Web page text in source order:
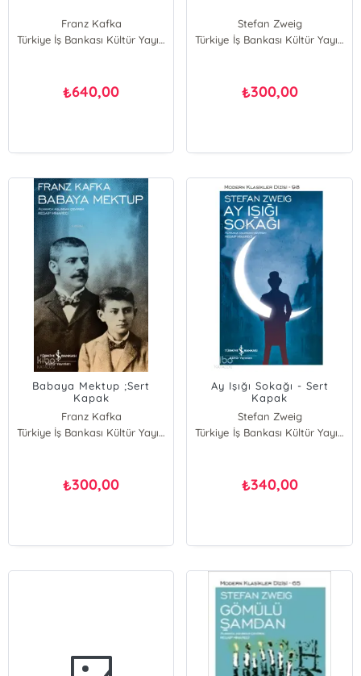
Franz Kafka
Türkiye İş Bankası Kültür Yayınları
₺640,00
Stefan Zweig
Türkiye İş Bankası Kültür Yayınları
₺300,00
Babaya Mektup ;Sert
Kapak
Franz Kafka
Türkiye İş Bankası Kültür Yayınları
₺300,00
Ay Işığı Sokağı - Sert
Kapak
Stefan Zweig
Türkiye İş Bankası Kültür Yayınları
₺340,00